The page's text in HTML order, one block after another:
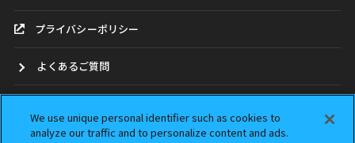
プライバシーポリシー
よくあるご質問
ガシャポンどこ？
We use unique personal identifier such as cookies to
analyze our traffic and to personalize content and ads.